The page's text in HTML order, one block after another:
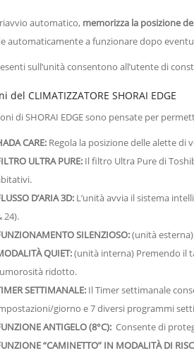
automatico, memorizza la posizione
automaticamente a funzionare dopo
sull’unità consentono all’utente di
del CLIMATIZZATORE SHORAI EDGE
di SHORAI EDGE sono pensate per
CARE: Regola la posizione delle alette
ULTRA PURE: Il filtro Ultra Pure di
D’ARIA 3D: L’unità avvia il sistema
24).
SILENZIOSO:(unità
QUIET:(unità interna) Premendo il
ridotto.
SETTIMANALE: Il Timer settimanale
giorno e 7 diversi programmi
ANTIGELO (8°C): Consente di
“CAMINETTO” IN MODALITÀ DI